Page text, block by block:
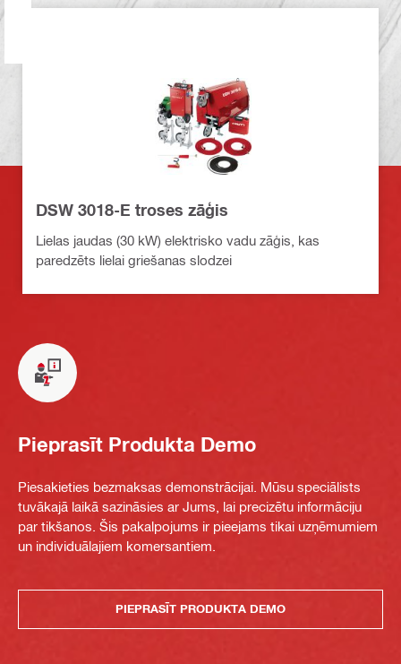
DSW 3018-E troses zāģis
Lielas jaudas (30 kW) elektrisko vadu zāģis, kas
paredzēts lielai griešanas slodzei
Pieprasīt Produkta Demo
Piesakieties bezmaksas demonstrācijai. Mūsu speciālists
tuvākajā laikā sazināsies ar Jums, lai precizētu informāciju
par tikšanos. Šis pakalpojums ir pieejams tikai uzņēmumiem
un individuālajiem komersantiem.
PIEPRASĪT PRODUKTA DEMO